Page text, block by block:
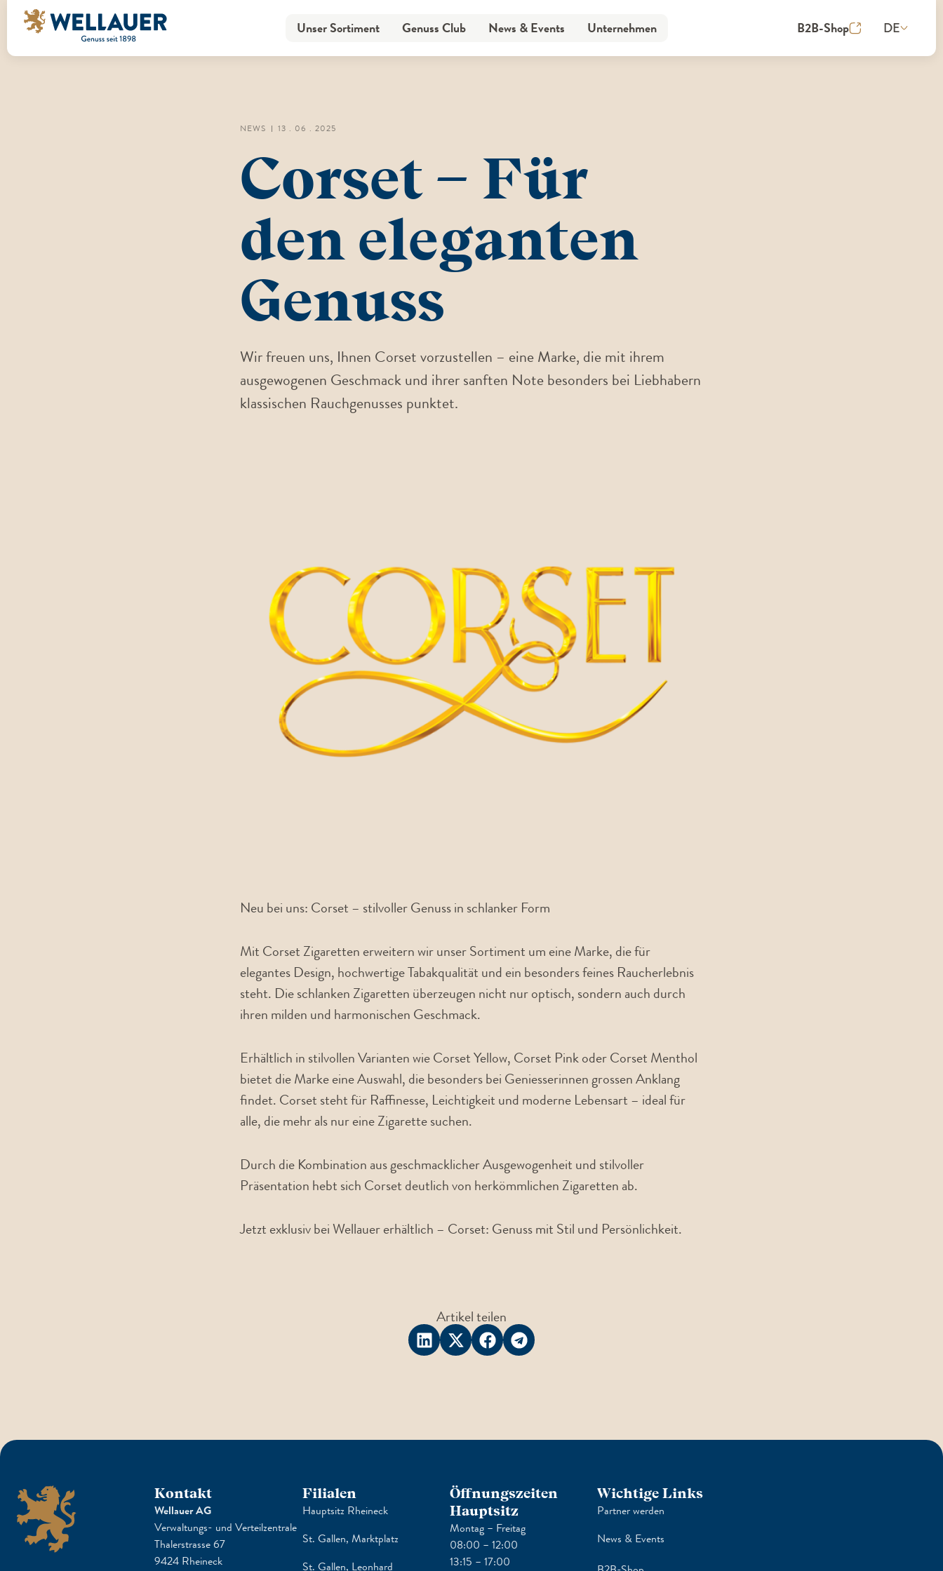
Unser Sortiment
Unser Sortiment
Genuss Club
Genuss Club
News & Events
News & Events
Unternehmen
Unternehmen
B2B-Shop DE
NEWS 13 . 06 . 2025
Corset – Für
den eleganten
Genuss
Wir freuen uns, Ihnen Corset vorzustellen – eine Marke, die mit ihrem
ausgewogenen Geschmack und ihrer sanften Note besonders bei Liebhabern
klassischen Rauchgenusses punktet.
Neu bei uns: Corset – stilvoller Genuss in schlanker Form
Mit Corset Zigaretten erweitern wir unser Sortiment um eine Marke, die für
elegantes Design, hochwertige Tabakqualität und ein besonders feines Raucherlebnis
steht. Die schlanken Zigaretten überzeugen nicht nur optisch, sondern auch durch
ihren milden und harmonischen Geschmack.
Erhältlich in stilvollen Varianten wie Corset Yellow, Corset Pink oder Corset Menthol
bietet die Marke eine Auswahl, die besonders bei Geniesserinnen grossen Anklang
findet. Corset steht für Raffinesse, Leichtigkeit und moderne Lebensart – ideal für
alle, die mehr als nur eine Zigarette suchen.
Durch die Kombination aus geschmacklicher Ausgewogenheit und stilvoller
Präsentation hebt sich Corset deutlich von herkömmlichen Zigaretten ab.
Jetzt exklusiv bei Wellauer erhältlich – Corset: Genuss mit Stil und Persönlichkeit.
Artikel teilen
Kontakt
Wellauer AG
Verwaltungs- und Verteilzentrale
Thalerstrasse 67
9424 Rheineck
Filialen
Hauptsitz Rheineck
St. Gallen, Marktplatz
St. Gallen, Leonhard
Öffnungszeiten
Hauptsitz
Montag – Freitag
08:00 – 12:00
13:15 – 17:00
Wichtige Links
Partner werden
News & Events